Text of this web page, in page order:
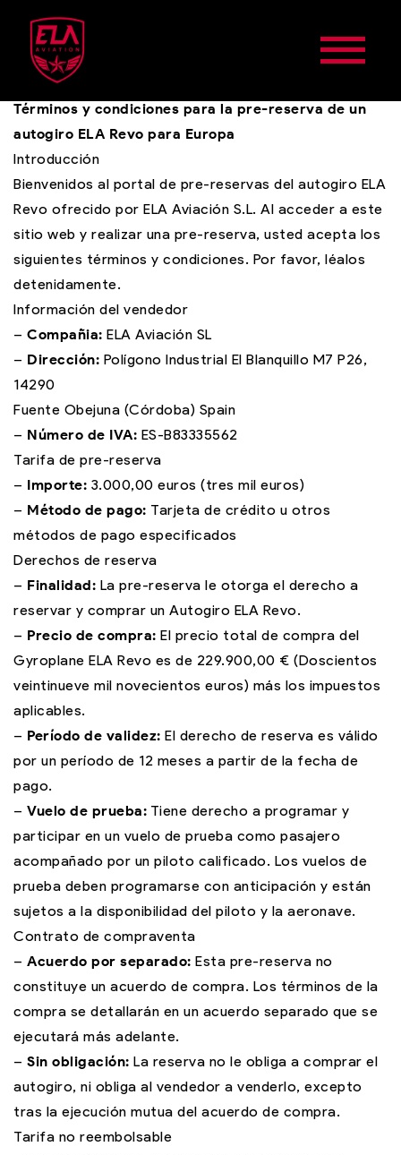
Términos y condiciones para la pre-reserva de un
autogiro ELA Revo para Europa
Introducción
Bienvenidos al portal de pre-reservas del autogiro ELA
Revo ofrecido por ELA Aviación S.L. Al acceder a este
sitio web y realizar una pre-reserva, usted acepta los
siguientes términos y condiciones. Por favor, léalos
detenidamente.
Información del vendedor
– Compañia: ELA Aviación SL
– Dirección: Polígono Industrial El Blanquillo M7 P26,
14290
Fuente Obejuna (Córdoba) Spain
– Número de IVA: ES-B83335562
Tarifa de pre-reserva
– Importe: 3.000,00 euros (tres mil euros)
– Método de pago: Tarjeta de crédito u otros
métodos de pago especificados
Derechos de reserva
– Finalidad: La pre-reserva le otorga el derecho a
reservar y comprar un Autogiro ELA Revo.
– Precio de compra: El precio total de compra del
Gyroplane ELA Revo es de 229.900,00 € (Doscientos
veintinueve mil novecientos euros) más los impuestos
aplicables.
– Período de validez: El derecho de reserva es válido
por un período de 12 meses a partir de la fecha de
pago.
– Vuelo de prueba: Tiene derecho a programar y
participar en un vuelo de prueba como pasajero
acompañado por un piloto calificado. Los vuelos de
prueba deben programarse con anticipación y están
sujetos a la disponibilidad del piloto y la aeronave.
Contrato de compraventa
– Acuerdo por separado: Esta pre-reserva no
constituye un acuerdo de compra. Los términos de la
compra se detallarán en un acuerdo separado que se
ejecutará más adelante.
– Sin obligación: La reserva no le obliga a comprar el
autogiro, ni obliga al vendedor a venderlo, excepto
tras la ejecución mutua del acuerdo de compra.
Tarifa no reembolsable